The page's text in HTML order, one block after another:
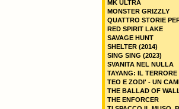
MK ULTRA
MONSTER GRIZZLY
QUATTRO STORIE
RED SPIRIT LAKE
SAVAGE HUNT
SHELTER (2014)
SING SING (2023)
SVANITA NEL NULLA
TAYANG: IL
TEO E ZODI' - UN
THE BALLAD OF
THE ENFORCER